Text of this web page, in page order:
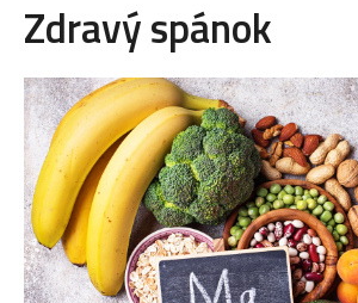
Zdravý spánok
V
ý
p
i
s
č
l